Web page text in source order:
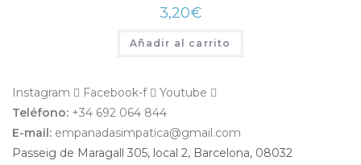
3,20€
Añadir al carrito
Instagram Facebook-f
Youtube
Teléfono: +34 692 064 844
E-mail: empanadasimpatica@gmail.com
Passeig de Maragall 305, local 2, Barcelona, 08032